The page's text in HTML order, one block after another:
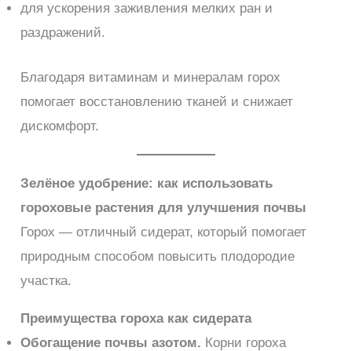
для ускорения заживления мелких ран и
раздражений.
Благодаря витаминам и минералам горох
помогает восстановлению тканей и снижает
дискомфорт.
Зелёное удобрение: как использовать
гороховые растения для улучшения почвы
Горох — отличный сидерат, который помогает
природным способом повысить плодородие
участка.
Преимущества гороха как сидерата
Обогащение почвы азотом. Корни гороха